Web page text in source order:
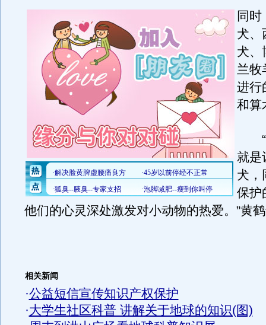
同时
犬、
犬、
兰牧
进行
和算
“
就是
犬，
保护
他们的心灵深处激发对小动物的热爱。”黄
相关新闻
·公益短信宣传知识产权保护
·大学生社区科普 讲解关于地球的知识(图)